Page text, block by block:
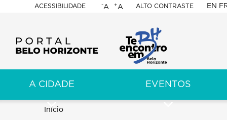
ACESSIBILIDADE
BELO
HORIZONTE
-A +A ALTO CONTRASTE EN
A CIDADE EVENTOS
Trilha
Início